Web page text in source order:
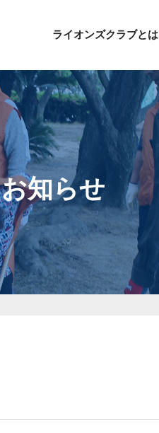
ライオンズクラブとは
お知らせ